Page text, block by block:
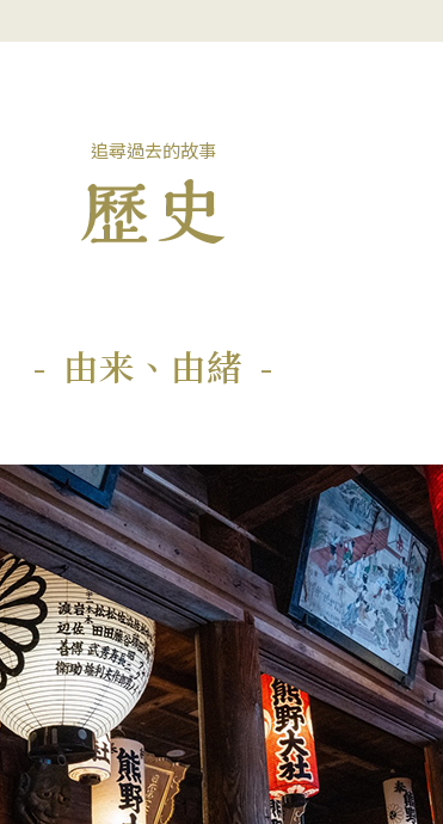
追尋過去的故事
由来、由緒